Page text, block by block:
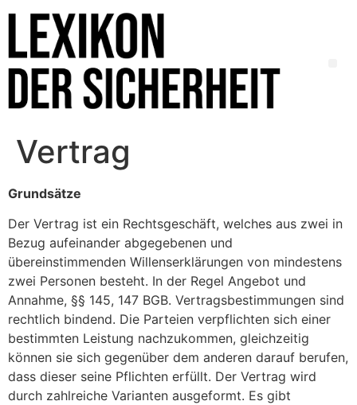
Vertrag
Grundsätze
Der Vertrag ist ein Rechtsgeschäft, welches aus zwei in
Bezug aufeinander abgegebenen und
übereinstimmenden Willenserklärungen von mindestens
zwei Personen besteht. In der Regel Angebot und
Annahme, §§ 145, 147 BGB. Vertragsbestimmungen sind
rechtlich bindend. Die Parteien verpflichten sich einer
bestimmten Leistung nachzukommen, gleichzeitig
können sie sich gegenüber dem anderen darauf berufen,
dass dieser seine Pflichten erfüllt. Der Vertrag wird
durch zahlreiche Varianten ausgeformt. Es gibt